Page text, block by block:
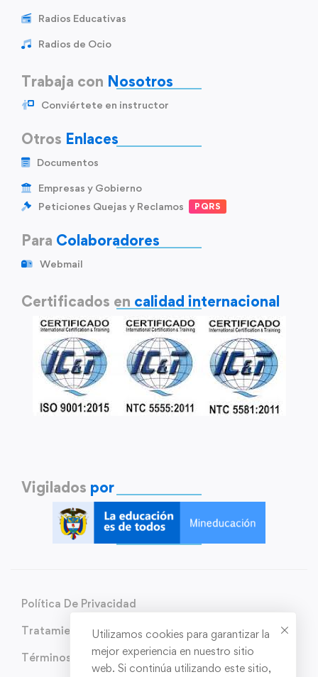
Radios Educativas
Radios de Ocio
Trabaja con Nosotros
Conviértete en instructor
Otros Enlaces
Documentos
Empresas y Gobierno
Peticiones Quejas y Reclamos
PQRS
Para Colaboradores
Webmail
Certificados en calidad internacional
Vigilados por
Política De Privacidad
Tratamiento de Datos Personales
Términos y condiciones
Utilizamos cookies para garantizar la
mejor experiencia en nuestro sitio
web. Si continúa utilizando este sitio,